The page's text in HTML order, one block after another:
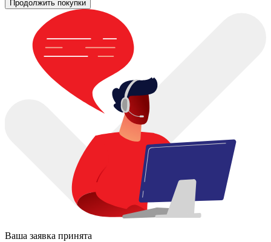
Продолжить покупки
Ваша заявка принята